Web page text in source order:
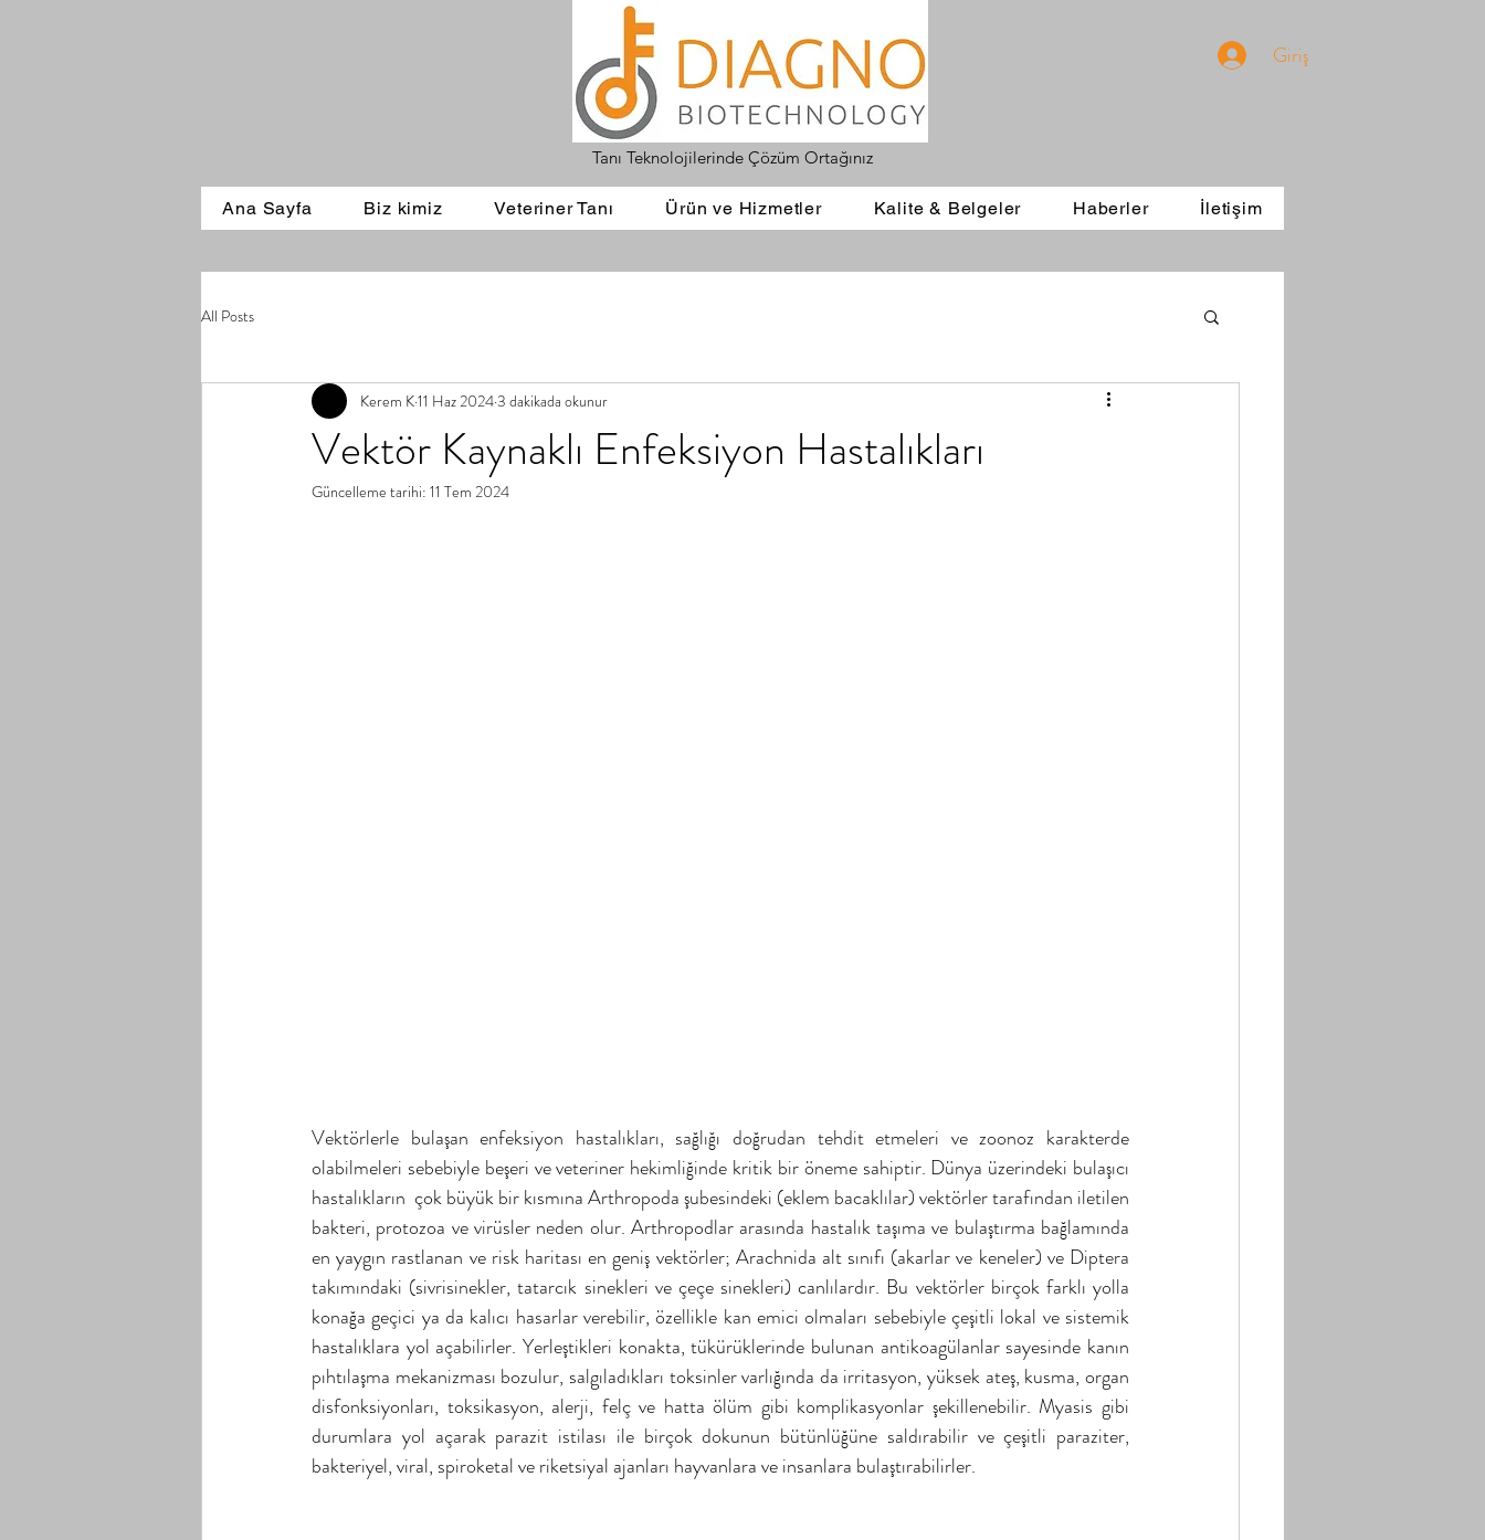
Giriş
Tanı Teknolojilerinde Çözüm Ortağınız
Ana Sayfa Biz kimiz Veteriner Tanı Ürün ve Hizmetler Kalite & Belgeler Haberler İletişim
All Posts
Vektör Kaynaklı Enfeksiyon Hastalıkları
Kerem K11 Haz 20243 dakikada okunur
Güncelleme tarihi: 11 Tem 2024
Vektörlerle bulaşan enfeksiyon hastalıkları, sağlığı doğrudan tehdit etmeleri ve zoonoz karakterde
olabilmeleri sebebiyle beşeri ve veteriner hekimliğinde kritik bir öneme sahiptir. Dünya üzerindeki bulaşıcı
hastalıkların  çok büyük bir kısmına Arthropoda şubesindeki (eklem bacaklılar) vektörler tarafından iletilen
bakteri, protozoa ve virüsler neden olur. Arthropodlar arasında hastalık taşıma ve bulaştırma bağlamında
en yaygın rastlanan ve risk haritası en geniş vektörler; Arachnida alt sınıfı (akarlar ve keneler) ve Diptera
takımındaki (sivrisinekler, tatarcık sinekleri ve çeçe sinekleri) canlılardır. Bu vektörler birçok farklı yolla
konağa geçici ya da kalıcı hasarlar verebilir, özellikle kan emici olmaları sebebiyle çeşitli lokal ve sistemik
hastalıklara yol açabilirler. Yerleştikleri konakta, tükürüklerinde bulunan antikoagülanlar sayesinde kanın
pıhtılaşma mekanizması bozulur, salgıladıkları toksinler varlığında da irritasyon, yüksek ateş, kusma, organ
disfonksiyonları, toksikasyon, alerji, felç ve hatta ölüm gibi komplikasyonlar şekillenebilir. Myasis gibi
durumlara yol açarak parazit istilası ile birçok dokunun bütünlüğüne saldırabilir ve çeşitli paraziter,
bakteriyel, viral, spiroketal ve riketsiyal ajanları hayvanlara ve insanlara bulaştırabilirler.